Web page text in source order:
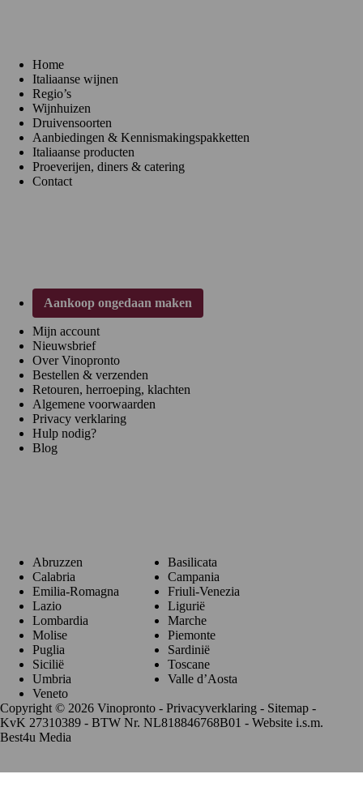
Home
Italiaanse wijnen
Regio’s
Wijnhuizen
Druivensoorten
Aanbiedingen & Kennismakingspakketten
Italiaanse producten
Proeverijen, diners & catering
Contact
Aankoop ongedaan maken
Mijn account
Nieuwsbrief
Over Vinopronto
Bestellen & verzenden
Retouren, herroeping, klachten
Algemene voorwaarden
Privacy verklaring
Hulp nodig?
Blog
Abruzzen
Basilicata
Calabria
Campania
Emilia-Romagna
Friuli-Venezia
Lazio
Ligurië
Lombardia
Marche
Molise
Piemonte
Puglia
Sardinië
Sicilië
Toscane
Umbria
Valle d’Aosta
Veneto
Copyright © 2026 Vinopronto - Privacyverklaring - Sitemap -
KvK 27310389 - BTW Nr. NL818846768B01 - Website i.s.m.
Best4u Media